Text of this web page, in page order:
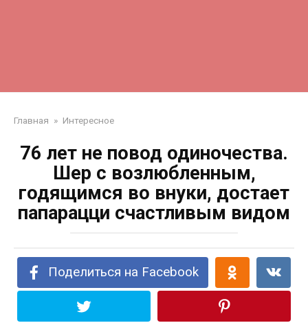
Главная » Интересное
76 лет не повод одиночества.
Шер с возлюбленным,
годящимся во внуки, достает
папарацци счастливым видом
Поделиться на Facebook